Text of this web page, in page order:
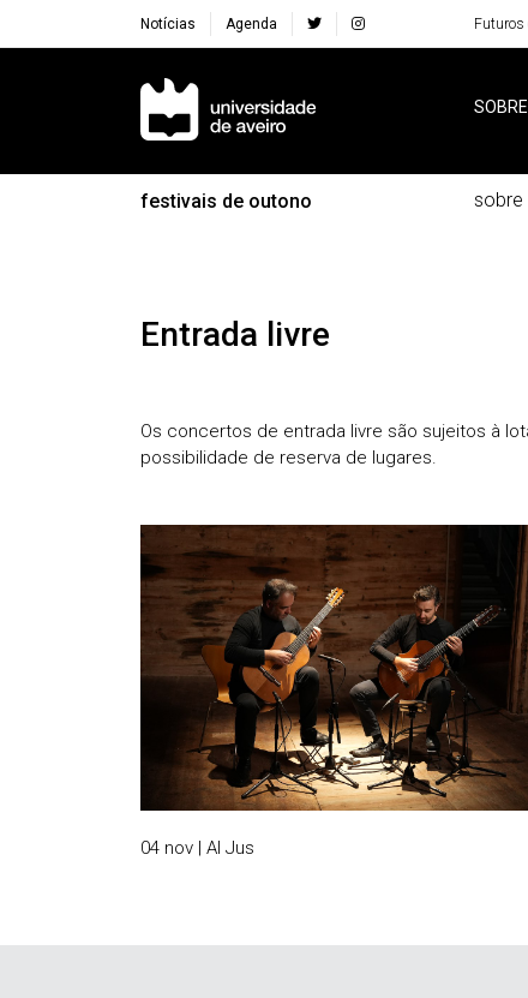
Notícias Agenda Futuros
Navegação Principal
festivais de outono sobre
Entrada livre
Os concertos de entrada livre são sujeitos à
possibilidade de reserva de lugares.
04 nov | Al Jus